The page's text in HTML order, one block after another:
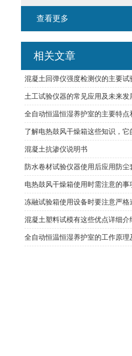
查看更多
相关文章
混凝土回弹仪强度检测仪的主要试
土工试验仪器的常见应用及未来发
混凝土抗渗仪说明书
电热鼓风干燥箱使用时需注意的事
全自动恒温恒湿养护室的工作原理